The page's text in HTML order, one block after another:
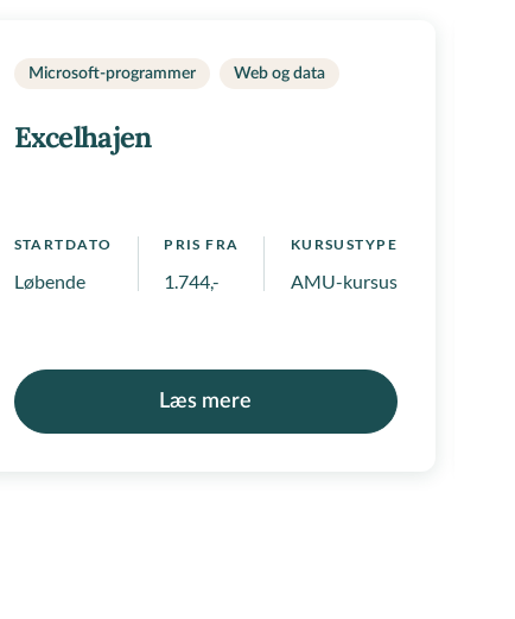
Microsoft-programmer Web og data
Excelhajen
STARTDATO
Løbende
PRIS FRA
1.744,-
KURSUSTYPE
AMU-kursus,
Læs mere